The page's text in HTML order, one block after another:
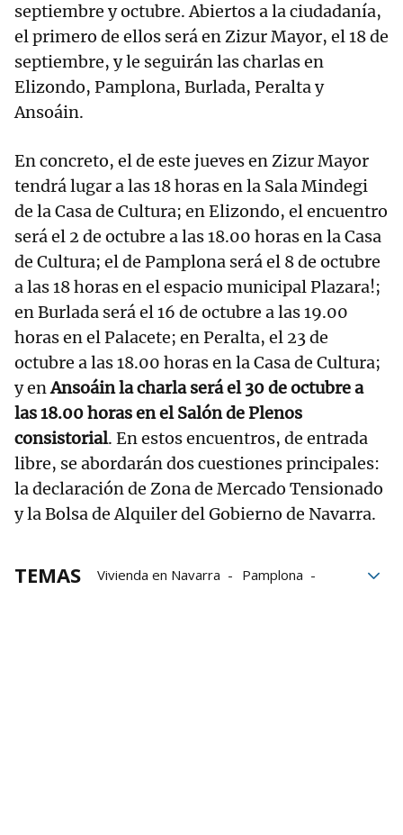
septiembre y octubre. Abiertos a la ciudadanía,
el primero de ellos será en Zizur Mayor, el 18 de
septiembre, y le seguirán las charlas en
Elizondo, Pamplona, Burlada, Peralta y
Ansoáin.
En concreto, el de este jueves en Zizur Mayor
tendrá lugar a las 18 horas en la Sala Mindegi
de la Casa de Cultura; en Elizondo, el encuentro
será el 2 de octubre a las 18.00 horas en la Casa
de Cultura; el de Pamplona será el 8 de octubre
a las 18 horas en el espacio municipal Plazara!;
en Burlada será el 16 de octubre a las 19.00
horas en el Palacete; en Peralta, el 23 de
octubre a las 18.00 horas en la Casa de Cultura;
y enAnsoáin la charla será el 30 de octubre a
las 18.00 horas en el Salón de Plenos
consistorial. En estos encuentros, de entrada
libre, se abordarán dos cuestiones principales:
la declaración de Zona de Mercado Tensionado
y la Bolsa de Alquiler del Gobierno de Navarra.
TEMAS Vivienda en Navarra
Pamplona